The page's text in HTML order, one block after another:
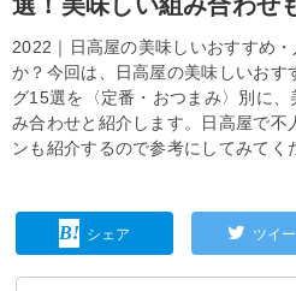
2022｜日高屋の美味しいおすすめ
か？今回は、日高屋の美味しいおす
グ15選を〈定番・おつまみ〉別に
み合わせと紹介します。日高屋で不
ンも紹介するので参考にしてみてく
シェア ツイ